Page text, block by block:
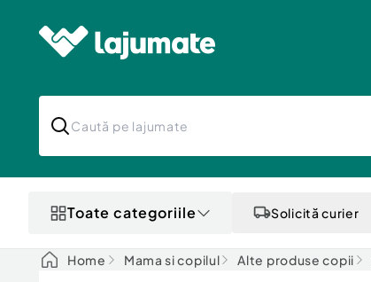
Toate categoriile Solicită curier
Home Mama si copilul Alte produse copii